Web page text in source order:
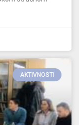
AKTIVNOSTI